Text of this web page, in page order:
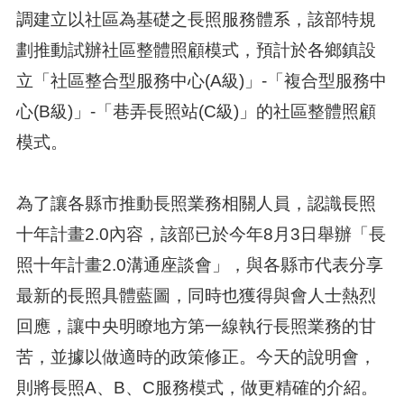
調建立以社區為基礎之長照服務體系，該部特規
劃推動試辦社區整體照顧模式，預計於各鄉鎮設
立「社區整合型服務中心(A級)」-「複合型服務中
心(B級)」-「巷弄長照站(C級)」的社區整體照顧
模式。
為了讓各縣市推動長照業務相關人員，認識長照
十年計畫2.0內容，該部已於今年8月3日舉辦「長
照十年計畫2.0溝通座談會」，與各縣市代表分享
最新的長照具體藍圖，同時也獲得與會人士熱烈
回應，讓中央明瞭地方第一線執行長照業務的甘
苦，並據以做適時的政策修正。今天的說明會，
則將長照A、B、C服務模式，做更精確的介紹。